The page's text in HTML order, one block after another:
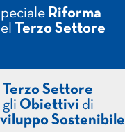
Riforma
Terzo Settore
Terzo Settore
gli Obiettivi di
Sostenibile